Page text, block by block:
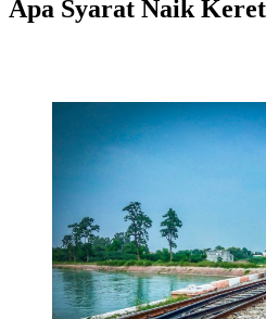
Apa Syarat Naik